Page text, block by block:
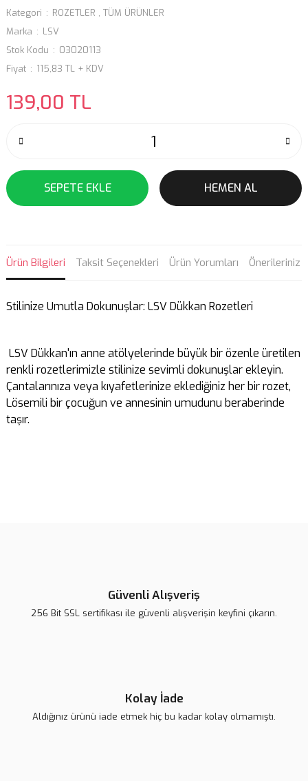
Kategori ROZETLER , TÜM ÜRÜNLER
Marka
LSV
Stok Kodu
03020113
Fiyat
115,83 TL + KDV
139,00 TL
SEPETE EKLE HEMEN AL
Ürün Bilgileri Taksit Seçenekleri Ürün Yorumları Önerileriniz
Stilinize Umutla Dokunuşlar: LSV Dükkan Rozetleri
LSV Dükkan'ın anne atölyelerinde büyük bir özenle üretilen
renkli rozetlerimizle stilinize sevimli dokunuşlar ekleyin.
Çantalarınıza veya kıyafetlerinize eklediğiniz her bir rozet,
Lösemili bir çocuğun ve annesinin umudunu beraberinde
taşır.
Güvenli Alışveriş
256 Bit SSL sertifikası ile güvenli alışverişin keyfini çıkarın.
Kolay İade
Aldığınız ürünü iade etmek hiç bu kadar kolay olmamıştı.